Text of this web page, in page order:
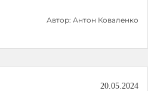
Автор: Антон Коваленко
20.05.2024